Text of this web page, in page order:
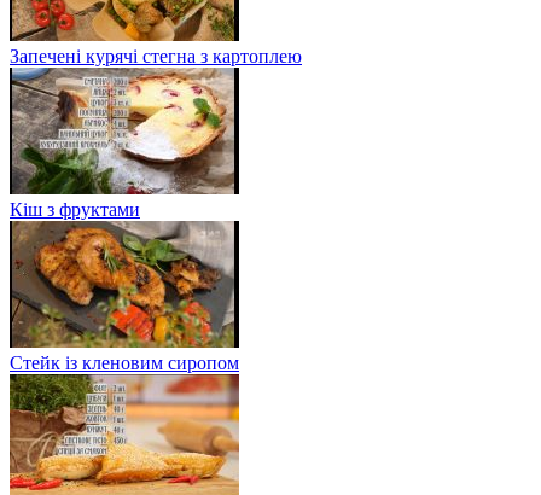
Запечені курячі стегна з картоплею
Кіш з фруктами
Стейк із кленовим сиропом